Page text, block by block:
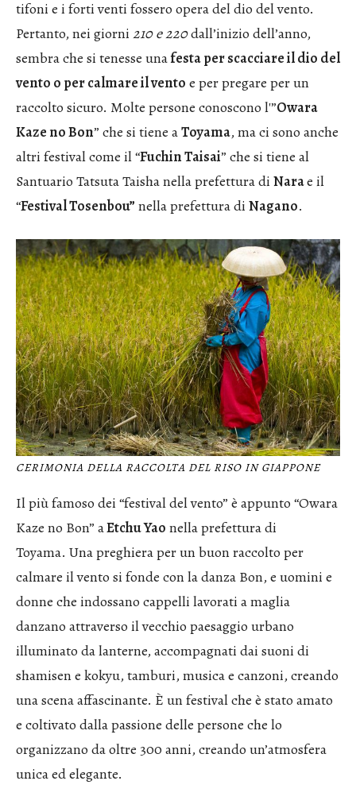
tifoni e i forti venti fossero opera del dio del vento.
Pertanto, nei giorni 210 e 220dall’inizio dell’anno,
sembra che si tenesse unafesta per scacciare il dio del
vento o per calmare il vento e per pregare per un
raccolto sicuro. Molte persone conoscono l'”Owara
Kaze no Bon” che si tiene aToyama, ma ci sono anche
altri festival come il “Fuchin Taisai” che si tiene al
Santuario Tatsuta Taisha nella prefettura di Narae il
“Festival Tosenbou” nella prefettura di Nagano.
CERIMONIA DELLA RACCOLTA DEL RISO IN GIAPPONE
Il più famoso dei “festival del vento” è appunto “Owara
Kaze no Bon” aEtchu Yao nella prefettura di
Toyama. Una preghiera per un buon raccolto per
calmare il vento si fonde con la danza Bon, e uomini e
donne che indossano cappelli lavorati a maglia
danzano attraverso il vecchio paesaggio urbano
illuminato da lanterne, accompagnati dai suoni di
shamisen e kokyu, tamburi, musica e canzoni, creando
una scena affascinante. È un festival che è stato amato
e coltivato dalla passione delle persone che lo
organizzano da oltre 300 anni, creando un’atmosfera
unica ed elegante.